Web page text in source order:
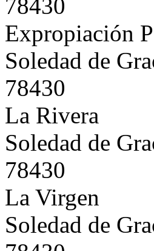
78430
Expropiación
Soledad de
78430
La Rivera
Soledad de
78430
La Virgen
Soledad de